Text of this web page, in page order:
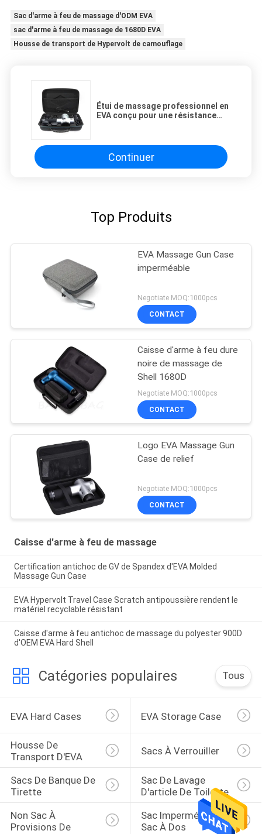
Sac d'arme à feu de massage d'ODM EVA
sac d'arme à feu de massage de 1680D EVA
Housse de transport de Hypervolt de camouflage
Étui de massage professionnel en
EVA conçu pour une résistance
rangement et de voyage
Continuer
Top Produits
EVA Massage Gun Case
imperméable
Negotiate MOQ:1000pcs
CONTACT
Caisse d'arme à feu dure
noire de massage de
Shell 1680D
Negotiate MOQ:1000pcs
CONTACT
Logo EVA Massage Gun
Case de relief
Negotiate MOQ:1000pcs
CONTACT
Caisse d'arme à feu de massage
Certification antichoc de GV de Spandex d'EVA Molded
Massage Gun Case
EVA Hypervolt Travel Case Scratch antipoussière rendent le
matériel recyclable résistant
Caisse d'arme à feu antichoc de massage du polyester 900D
d'OEM EVA Hard Shell
Catégories populaires Tous
EVA Hard Cases EVA Storage Case
Housse De
Transport D'EVA
Sacs À Verrouiller
Sacs De Banque De
Tirette
Sac De Lavage
D'article De Toilette
Non Sac À
Provisions De
Sac Imperméable De
Sac À Dos